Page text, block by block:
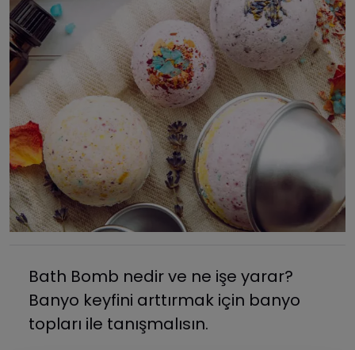
Bath Bomb nedir ve ne işe yarar?
Banyo keyfini arttırmak için banyo
topları ile tanışmalısın.